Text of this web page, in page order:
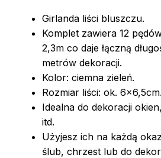
Girlanda liści bluszczu.
Komplet zawiera 12
2,3m co daje łączną
metrów dekoracji.
Kolor: ciemna zieleń.
Rozmiar liści: ok. 6×6,5cm.
Idealna do dekoracji
itd.
Użyjesz ich na każdą
ślub, chrzest lub do